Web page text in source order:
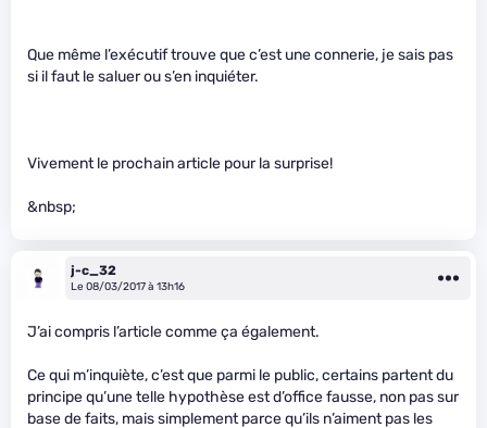
Que même l’exécutif trouve que c’est une connerie, je sais pas
si il faut le saluer ou s’en inquiéter.
Vivement le prochain article pour la surprise!
&nbsp;
j-c_32
Le 08/03/2017 à 13h16
J’ai compris l’article comme ça également.
Ce qui m’inquiète, c’est que parmi le public, certains partent du
principe qu’une telle hypothèse est d’office fausse, non pas sur
base de faits, mais simplement parce qu’ils n’aiment pas les